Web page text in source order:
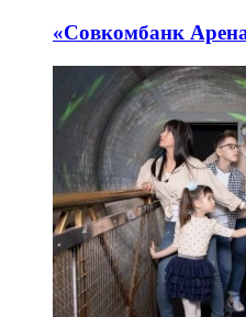
«Совкомбанк